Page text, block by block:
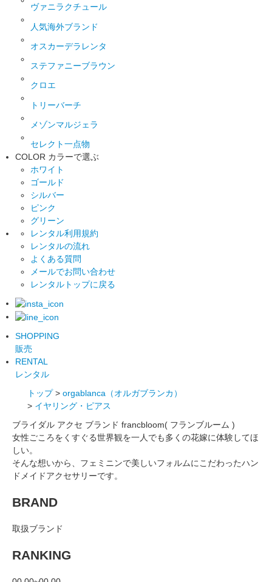
ヴァニラクチュール
人気海外ブランド
オスカーデラレンタ
ステファニーブラウン
クロエ
トリーバーチ
メゾンマルジェラ
セレクト一点物
COLOR カラーで選ぶ
ホワイト
ゴールド
シルバー
ピンク
グリーン
レンタル利用規約
レンタルの流れ
よくある質問
メールでお問い合わせ
レンタルトップに戻る
SHOPPING
販売
RENTAL
レンタル
トップ > orgablanca（オルガブランカ）
> イヤリング・ピアス
ブライダル アクセ ブランド francbloom( フランブルーム )
女性ごころをくすぐる世界観を一人でも多くの花嫁に体験してほ
しい。
そんな想いから、フェミニンで美しいフォルムにこだわったハン
ドメイドアクセサリーです。
BRAND
取扱ブランド
RANKING